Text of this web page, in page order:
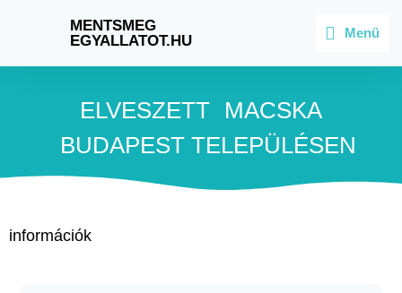
MENTSMEG
EGYALLATOT.HU
Menü
ELVESZETT MACSKA
BUDAPEST TELEPÜLÉSEN
információk